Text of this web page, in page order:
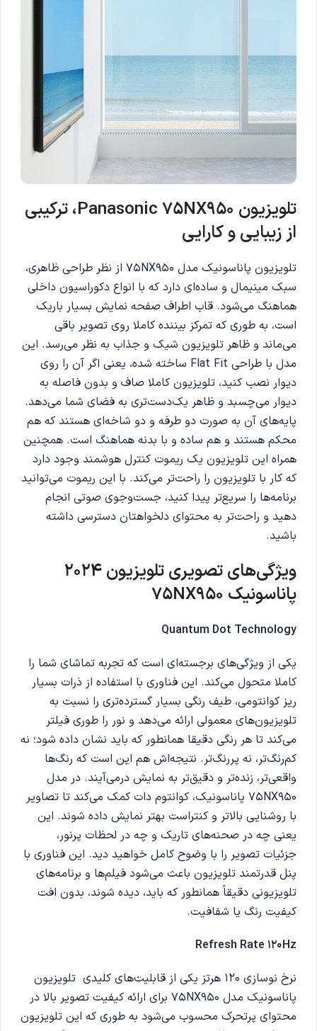
تلویزیون Panasonic 75NX950، ترکیبی
از زیبایی و کارایی
تلویزیون پاناسونیک مدل 75NX950 از نظر طراحی ظاهری،
سبک مینیمال و ساده‌ای دارد که با انواع دکوراسیون داخلی
هماهنگ می‌شود. قاب اطراف صفحه نمایش بسیار باریک
است، به طوری که تمرکز بیننده کاملا روی تصویر باقی
می‌ماند و ظاهر تلویزیون شیک و جذاب به نظر می‌رسد. این
مدل با طراحی Flat Fit ساخته شده، یعنی اگر آن را روی
دیوار نصب کنید، تلویزیون کاملا صاف و بدون فاصله به
دیوار می‌چسبد و ظاهر یک‌دست‌تری به فضای شما می‌دهد.
پایه‌های آن به صورت دو طرفه و دو شاخه‌ای هستند که هم
محکم هستند و هم ساده و با بدنه هماهنگ است. همچنین
همراه این تلویزیون یک ریموت کنترل هوشمند وجود دارد
که کار با تلویزیون را راحت‌تر می‌کند. با این ریموت می‌توانید
برنامه‌ها را سریع‌تر پیدا کنید، جست‌وجوی صوتی انجام
دهید و راحت‌تر به محتوای دلخواهتان دسترسی داشته
باشید.
ویژگی‌های تصویری تلویزیون2024
پاناسونیک 75NX950
Quantum Dot Technology
یکی از ویژگی‌های برجسته‌ای است که تجربه تماشای شما را
کاملا متحول می‌کند. این فناوری با استفاده از ذرات بسیار
ریز کوانتومی، طیف رنگی بسیار گسترده‌تری را نسبت به
تلویزیون‌های معمولی ارائه می‌دهد و نور را طوری فیلتر
می‌کند تا هر رنگی دقیقا همانطور که باید نشان داده شود؛ نه
کم‌رنگ‌تر، نه پررنگ‌تر. نتیجه‌اش هم این است که رنگ‌ها
واقعی‌تر، زنده‌تر و دقیق‌تر به نمایش درمی‌آیند. در مدل
75NX950 پاناسونیک، کوانتوم دات کمک می‌کند تا تصاویر
با روشنایی بالاتر و کنتراست بهتر نمایش داده شوند. این
یعنی چه در صحنه‌های تاریک و چه در لحظات پرنور،
جزئیات تصویر را با وضوح کامل خواهید دید. این فناوری با
پنل قدرتمند تلویزیون باعث می‌شود فیلم‌ها و برنامه‌های
تلویزیونی دقیقاً همانطور که باید، دیده شوند، بدون افت
کیفیت رنگ یا شفافیت.
Refresh Rate 120Hz
نرخ نوسازی 120 هرتز یکی از قابلیت‌های کلیدی تلویزیون
پاناسونیک مدل 75NX950 برای ارائه کیفیت تصویر بالا در
محتوای پرتحرک محسوب می‌شود به طوری که این تلویزیون